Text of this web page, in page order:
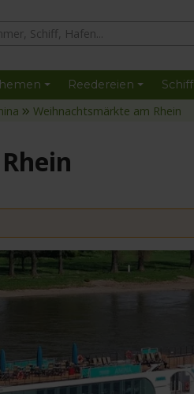
Reedereien
Weihnachtsmärkte am Rhein